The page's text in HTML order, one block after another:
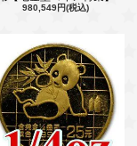
980,549円(税込)